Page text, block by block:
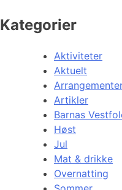
Kategorier
Aktiviteter
Aktuelt
Artikler
Barnas
Høst
Jul
Mat & drikke
Overnatting